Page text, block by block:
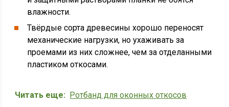
влажности.
Твёрдые сорта древесины хорошо переносят
механические нагрузки, но ухаживать за
проемами из них сложнее, чем за отделанными
пластиком откосами.
Читать еще: Ротбанд для оконных откосов